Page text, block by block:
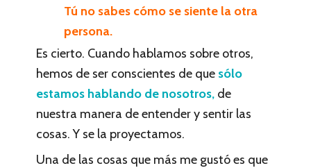
Tú no sabes cómo se siente la otra
persona.
Es cierto. Cuando hablamos sobre otros,
hemos de ser conscientes de que sólo
estamos hablando de nosotros, de
nuestra manera de entender y sentir las
cosas. Y se la proyectamos.
Una de las cosas que más me gustó es que